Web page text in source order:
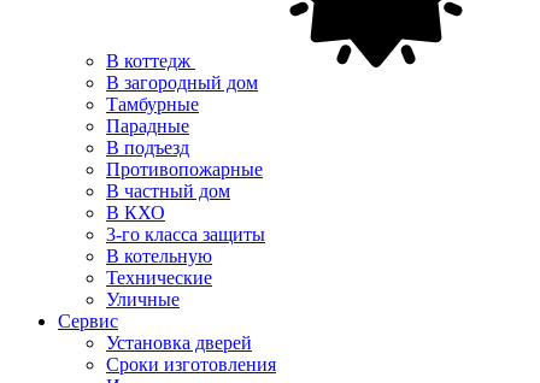
В коттедж
В загородный дом
Тамбурные
Парадные
В подъезд
Противопожарные
В частный дом
В КХО
3-го класса защиты
В котельную
Технические
Уличные
Сервис
Установка дверей
Сроки изготовления